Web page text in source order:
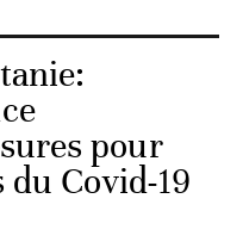
pour
Covid-19